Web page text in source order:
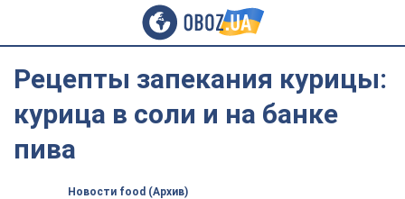
Рецепты запекания курицы:
курица в соли и на банке
пива
Новости food (Архив)